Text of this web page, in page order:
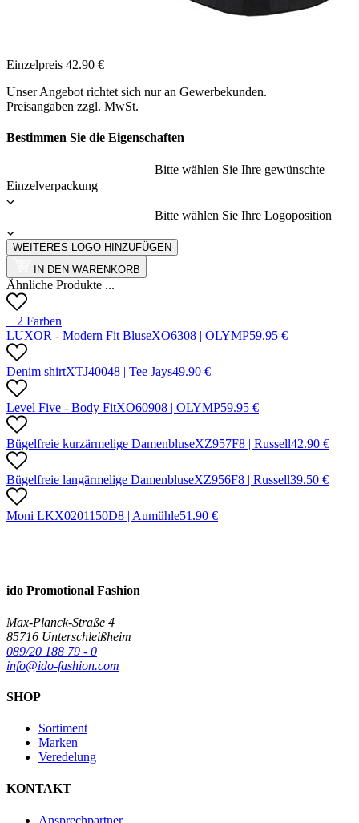
Einzelpreis 42.90 €
Unser Angebot richtet sich nur an Gewerbekunden.
Preisangaben zzgl. MwSt.
Bestimmen Sie die Eigenschaften
Bitte wählen Sie Ihre gewünschte
Einzelverpackung
Bitte wählen Sie Ihre Logoposition
WEITERES LOGO HINZUFÜGEN
IN DEN WARENKORB
Ähnliche Produkte ...
+ 2 Farben
LUXOR - Modern Fit BluseXO6308 | OLYMP59.95 €
Denim shirtXTJ40048 | Tee Jays49.90 €
Level Five - Body FitXO60908 | OLYMP59.95 €
Bügelfreie kurzärmelige DamenbluseXZ957F8 | Russell42.90 €
Bügelfreie langärmelige DamenbluseXZ956F8 | Russell39.50 €
Moni LKX0201150D8 | Aumühle51.90 €
ido Promotional Fashion
Max-Planck-Straße 4
85716 Unterschleißheim
089/20 188 79 - 0
info@ido-fashion.com
SHOP
Sortiment
Marken
Veredelung
KONTAKT
Ansprechpartner